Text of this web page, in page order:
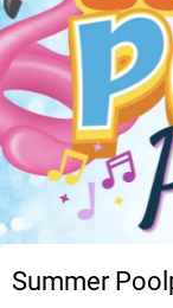
Summer